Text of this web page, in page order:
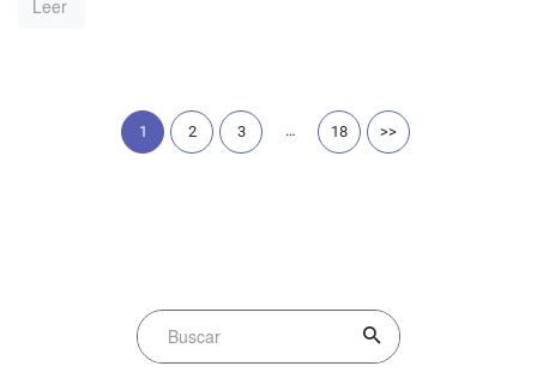
Leer
1 2 3 … 18 >>